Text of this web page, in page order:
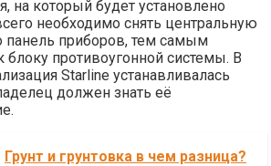
на который будет установлено
необходимо снять центральную
панель приборов, тем самым
блоку противоугонной системы. В
Starline устанавливалась
должен знать её
Грунт и грунтовка в чем разница?